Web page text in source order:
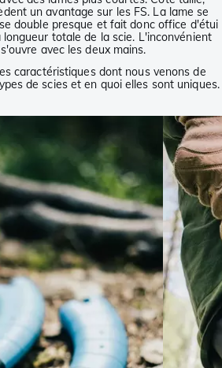
un avantage sur les FS. La lame se
double presque et fait donc office d'étui
totale de la scie. L'inconvénient
avec les deux mains.
caractéristiques dont nous venons de
de scies et en quoi elles sont uniques.